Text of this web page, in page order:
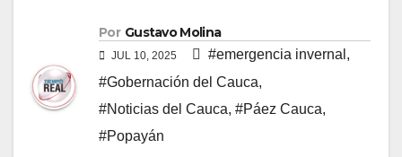
Por Gustavo Molina
JUL 10, 2025 #emergencia invernal ,
#Gobernación del Cauca,
#Noticias del Cauca, #Páez Cauca,
#Popayán